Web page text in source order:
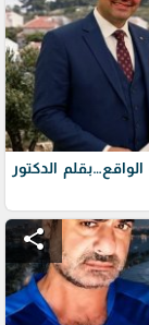
الدكتور
share